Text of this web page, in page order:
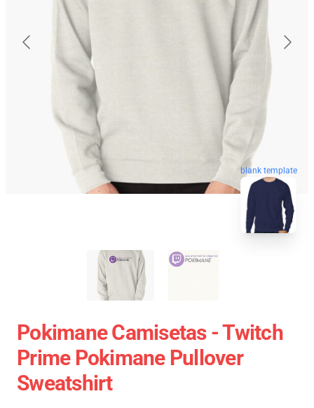
blank template
Pokimane Camisetas - Twitch
Prime Pokimane Pullover
Sweatshirt